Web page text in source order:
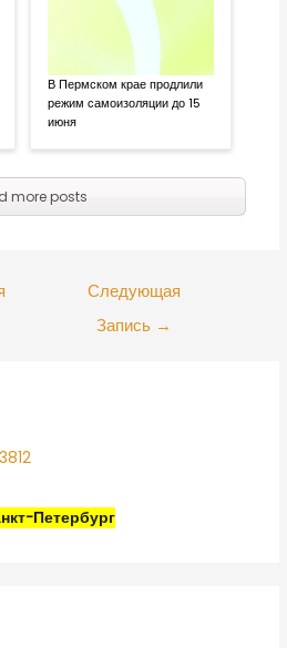
В Пермском крае продлили
режим самоизоляции до 15
июня
more posts
Следующая
Запись →
Петербург